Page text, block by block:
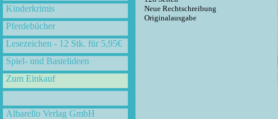
Kinderkrimis
Pferdebücher
Lesezeichen - 12 Stk. für 5,95€
Spiel- und Bastelideen
Zum Einkauf
Albarello Verlag GmbH
Neue Rechtschreibung
Originalausgabe